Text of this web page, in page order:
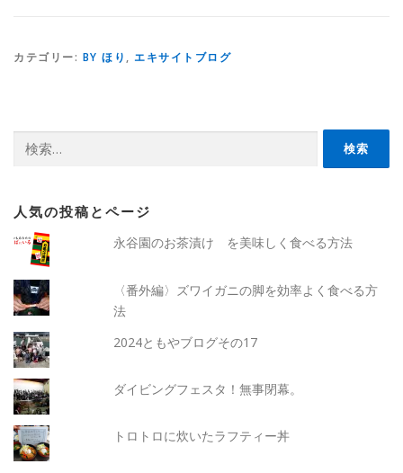
カテゴリー: BY ほり , エキサイトブログ
索:
人気の投稿とページ
永谷園のお茶漬け を美味しく食べる方法
〈番外編〉ズワイガニの脚を効率よく食べる方
法
2024ともやブログその17
ダイビングフェスタ！無事閉幕。
トロトロに炊いたラフティー丼